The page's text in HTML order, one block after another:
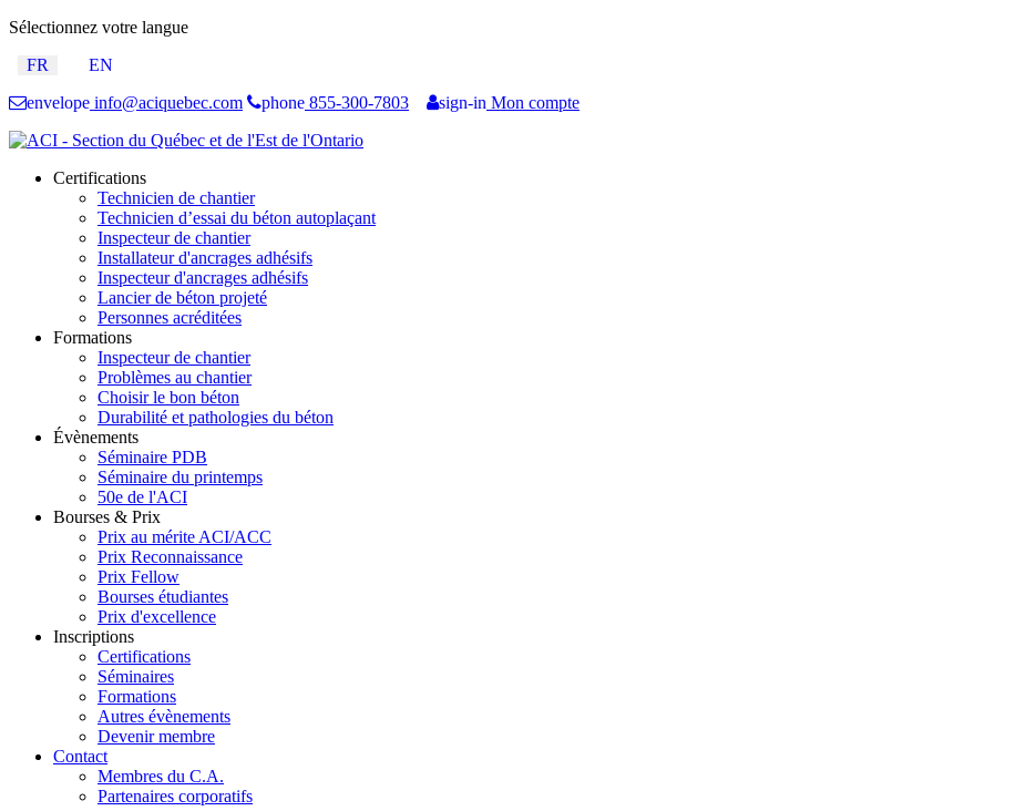
Sélectionnez votre langue
FR
EN
envelope info@aciquebec.com phone 855-300-7803 sign-in Mon compte
Certifications
Technicien de chantier
Technicien d’essai du béton autoplaçant
Inspecteur de chantier
Installateur d'ancrages adhésifs
Inspecteur d'ancrages adhésifs
Lancier de béton projeté
Personnes acréditées
Formations
Inspecteur de chantier
Problèmes au chantier
Choisir le bon béton
Durabilité et pathologies du béton
Évènements
Séminaire PDB
Séminaire du printemps
50e de l'ACI
Bourses & Prix
Prix au mérite ACI/ACC
Prix Reconnaissance
Prix Fellow
Bourses étudiantes
Prix d'excellence
Inscriptions
Certifications
Séminaires
Formations
Autres évènements
Devenir membre
Contact
Membres du C.A.
Partenaires corporatifs